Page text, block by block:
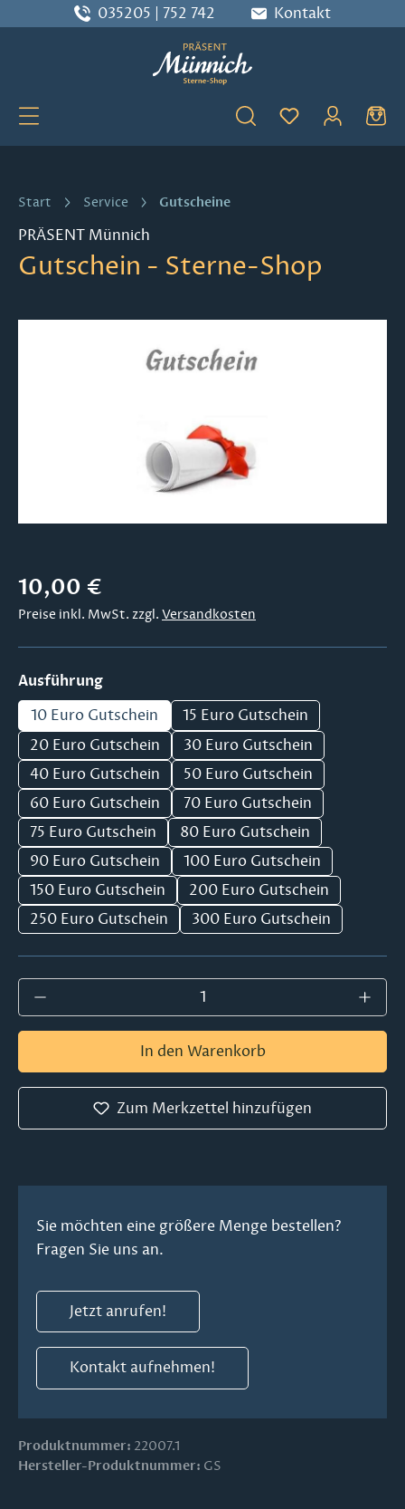
Zum Hauptinhalt springen
035205 | 752 742 Kontakt
Du hast 0
Start Service Gutscheine
PRÄSENT Münnich
Gutschein - Sterne-Shop
Regulärer Preis:
10,00 €
Preise inkl. MwSt. zzgl. Versandkosten
Ausführungauswählen
10 Euro Gutschein
15 Euro Gutschein
20 Euro Gutschein
30 Euro Gutschein
40 Euro Gutschein
50 Euro Gutschein
60 Euro Gutschein
70 Euro Gutschein
75 Euro Gutschein
80 Euro Gutschein
90 Euro Gutschein
100 Euro Gutschein
150 Euro Gutschein
200 Euro Gutschein
250 Euro Gutschein
300 Euro Gutschein
Produkt Anzahl: Gib den gewünschten
In den Warenkorb
Zum Merkzettel hinzufügen
Sie möchten eine größere Menge bestellen?
Fragen Sie uns an.
Jetzt anrufen!
Kontakt aufnehmen!
Produktnummer: 22007.1
Hersteller-Produktnummer: GS